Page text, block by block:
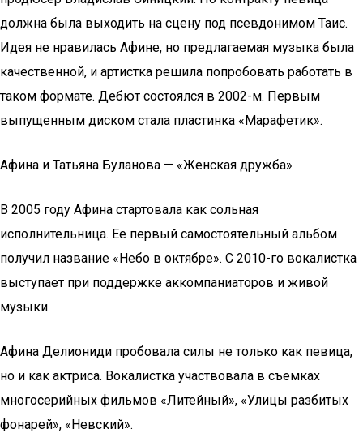
должна была выходить на сцену под псевдонимом Таис.
Идея не нравилась Афине, но предлагаемая музыка была
качественной, и артистка решила попробовать работать в
таком формате. Дебют состоялся в 2002-м. Первым
выпущенным диском стала пластинка «Марафетик».
Афина и Татьяна Буланова — «Женская дружба»
В 2005 году Афина стартовала как сольная
исполнительница. Ее первый самостоятельный альбом
получил название «Небо в октябре». С 2010-го вокалистка
выступает при поддержке аккомпаниаторов и живой
музыки.
Афина Делиониди пробовала силы не только как певица,
но и как актриса. Вокалистка участвовала в съемках
многосерийных фильмов «Литейный», «Улицы разбитых
фонарей», «Невский».